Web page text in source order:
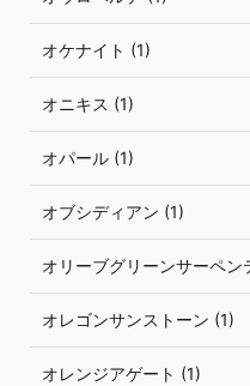
オケナイト (1)
オニキス (1)
オパール (1)
オブシディアン (1)
オリーブグリーンサーペン
オレゴンサンストーン (1)
オレンジアゲート (1)